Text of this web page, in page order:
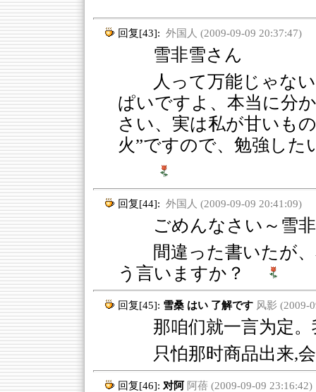
回复[43]: 外国人 (2009-09-09 20:37:47)
雪非雪さん
人って万能じゃな
ぱいですよ、本当に分
さい、実は私が甘いも
火”ですので、勉強した
回复[44]: 外国人 (2009-09-09 20:41:09)
ごめんなさい～雪非
間違った書いたが
う言いますか？
回复[45]: 雪桑 はい 了解です 风影 (2009-
那咱们就一言为定。
只怕那时商品出来,
回复[46]: 对阿 阿蓓 (2009-09-09 23:16:42)